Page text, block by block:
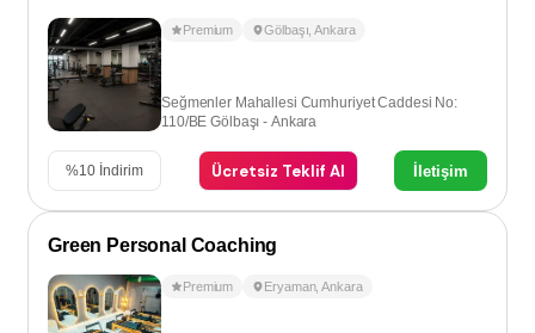
Premium Gölbaşı ,Ankara
Seğmenler Mahallesi Cumhuriyet Caddesi No:
110/BE Gölbaşı - Ankara
%10 İndirim Ücretsiz Teklif Al İletişim
Green Personal Coaching
Premium Eryaman,Ankara